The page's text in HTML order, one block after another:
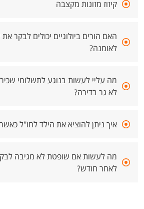
קיזוז מזונות מקצבה
האם הורים ביולוגיים יכולים לבקר
לאומנה?
מה עליי לעשות בנוגע לתשלומי
לא גר בדירה?
איך ניתן להוציא את הילד לחו"ל
מה לעשות אם שופטת לא מגיבה
לאחר חודש?